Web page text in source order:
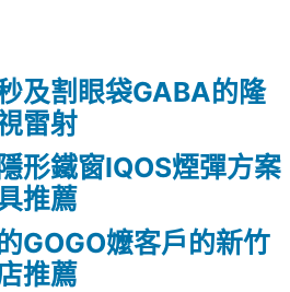
及割眼袋GABA的隆
雷射
形鐵窗IQOS煙彈方案
推薦
GOGO嬤客戶的新竹
推薦